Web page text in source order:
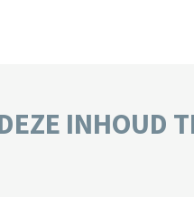
INHOUD